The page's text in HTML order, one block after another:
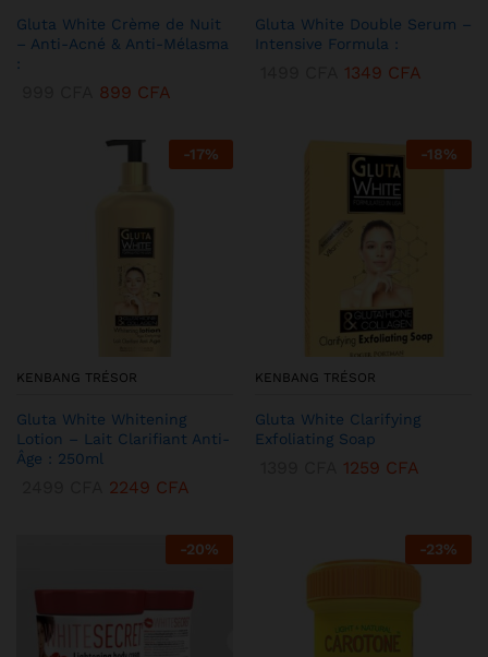
Gluta White Crème de Nuit
– Anti-Acné & Anti-Mélasma
:
899 CFA
Gluta White Double Serum –
Intensive Formula :
1349 CFA
-17%
KENBANG TRÉSOR
Gluta White Whitening
Lotion – Lait Clarifiant Anti-
Âge : 250ml
2249 CFA
-18%
KENBANG TRÉSOR
Gluta White Clarifying
Exfoliating Soap
1259 CFA
-20% -23%